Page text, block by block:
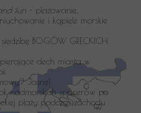
fun - plażowanie,
i kąpiele morskie
BOGÓW GRECKICH
dech miasta w
Jasne!
nadmorskich spacerów po
plaży podczas zachodu